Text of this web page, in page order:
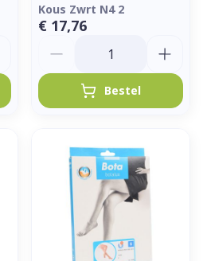
Kous Zwrt N4 2
€ 17,76
Bestel